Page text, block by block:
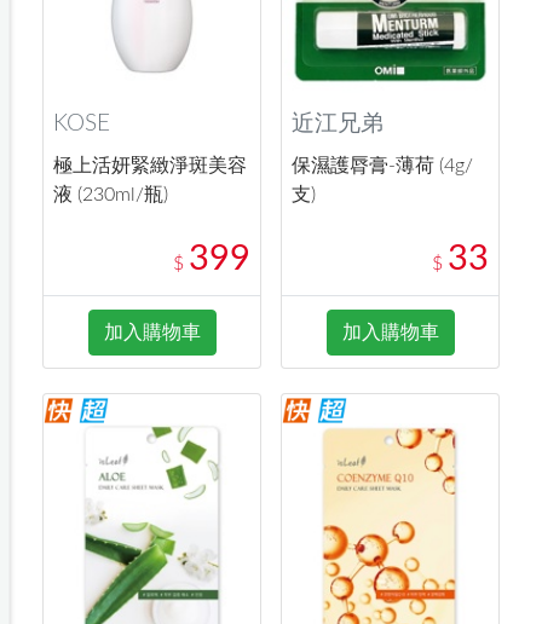
KOSE
極上活妍緊緻淨斑美容
液 (230ml/瓶)
$ 399
加入購物車
近江兄弟
保濕護脣膏-薄荷 (4g/
支)
$ 33
加入購物車